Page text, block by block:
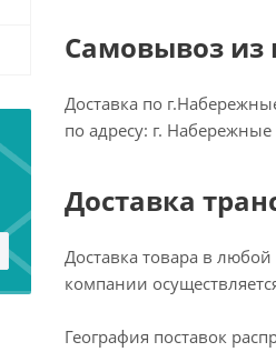
Самовывоз из
Доставка по
по адресу: г.
Доставка
Доставка товара в
компании
География поставок